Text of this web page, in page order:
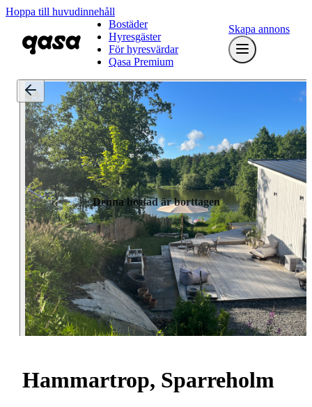
Hoppa till huvudinnehåll
Bostäder
Hyresgäster
För hyresvärdar
Qasa Premium
Skapa annons
Denna bostad är borttagen
Hammartrop, Sparreholm